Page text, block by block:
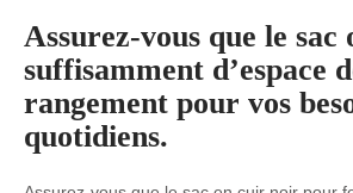
Assurez-vous que le sac
suffisamment d’espace
rangement pour vos
quotidiens.